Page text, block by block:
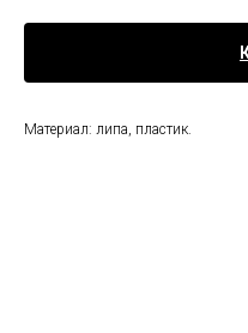
Материал: липа, пластик.